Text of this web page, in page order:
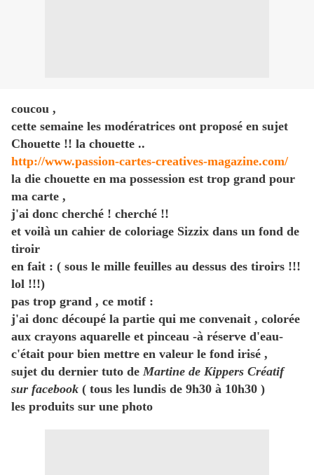
coucou ,
cette semaine les modératrices ont proposé en sujet
Chouette !! la chouette ..
http://www.passion-cartes-creatives-magazine.com/
la die chouette en ma possession est trop grand pour
ma carte ,
j'ai donc cherché ! cherché !!
et voilà un cahier de coloriage Sizzix dans un fond de
tiroir
en fait : ( sous le mille feuilles au dessus des tiroirs !!!
lol !!!)
pas trop grand , ce motif :
j'ai donc découpé la partie qui me convenait , colorée
aux crayons aquarelle et pinceau -à réserve d'eau-
c'était pour bien mettre en valeur le fond irisé ,
sujet du dernier tuto de Martine de Kippers Créatif
sur facebook ( tous les lundis de 9h30 à 10h30 )
les produits sur une photo